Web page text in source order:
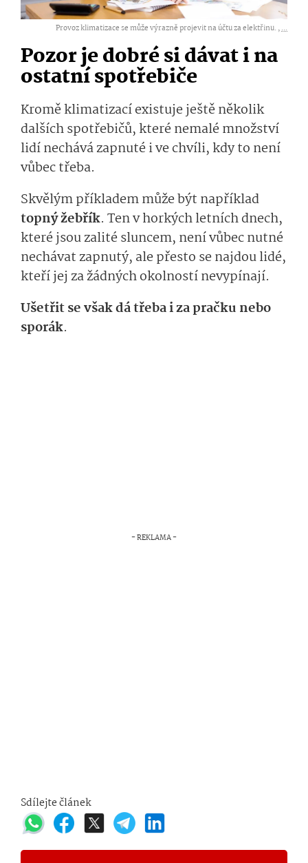
Provoz klimatizace se může výrazně projevit na účtu za elektřinu. ,...
Pozor je dobré si dávat i na
ostatní spotřebiče
Kromě klimatizací existuje ještě několik
dalších spotřebičů, které nemalé množství
lidí nechává zapnuté i ve chvíli, kdy to není
vůbec třeba.
Skvělým příkladem může být například
topný žebřík. Ten v horkých letních dnech,
které jsou zalité sluncem, není vůbec nutné
nechávat zapnutý, ale přesto se najdou lidé,
kteří jej za žádných okolností nevypínají.
Ušetřit se však dá třeba i za pračku nebo
sporák.
Sdílejte článek